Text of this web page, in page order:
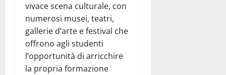
vivace scena culturale, con
numerosi musei, teatri,
gallerie d’arte e festival che
offrono agli studenti
l’opportunità di arricchire
la propria formazione